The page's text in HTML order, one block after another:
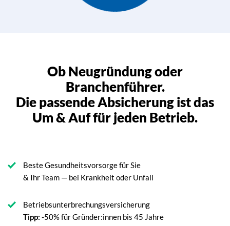
Ob Neugründung oder
Branchenführer.
Die passende Absicherung ist das
Um & Auf für jeden Betrieb.
Beste Gesundheitsvorsorge für Sie
& Ihr Team — bei Krankheit oder Unfall
Betriebsunterbrechungsversicherung
Tipp: -50% für Gründer:innen bis 45 Jahre